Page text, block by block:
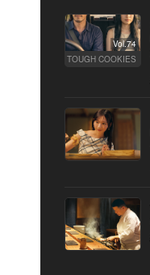
Vol.74
TOUGH COOKIES